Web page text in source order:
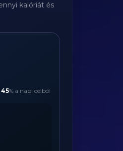
kalóriát és
45% a napi célból